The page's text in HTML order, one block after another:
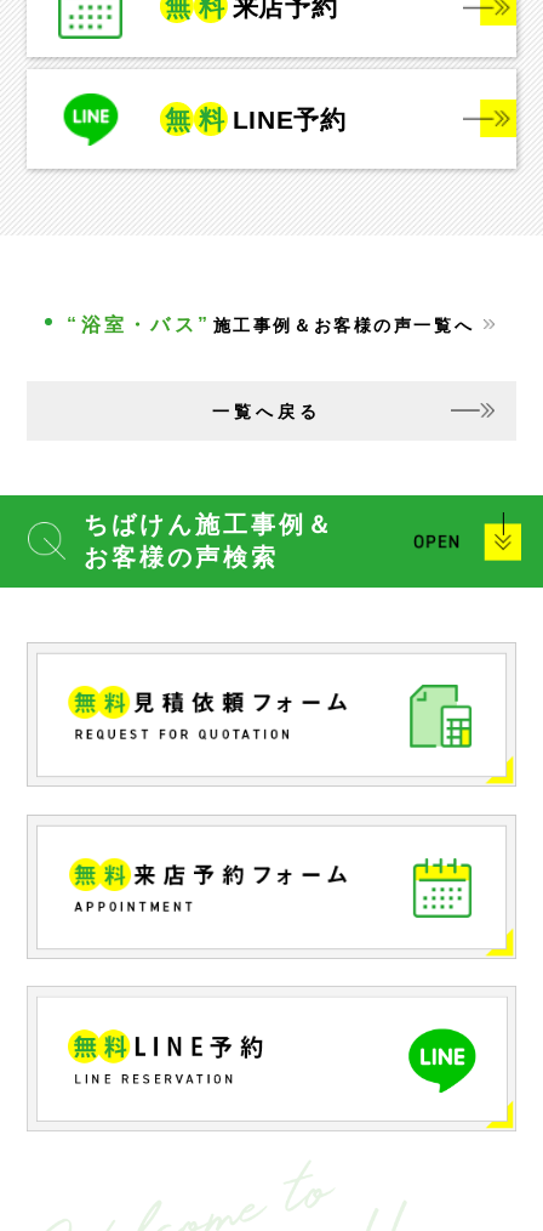
無 料 来店予約
無 料 LINE予約
“浴室・バス” 施工事例＆お客様の声一覧へ
一覧へ戻る
ちばけん施工事例＆
お客様の声検索